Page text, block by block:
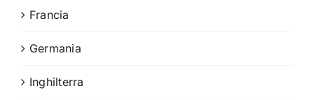
Francia
Germania
Inghilterra